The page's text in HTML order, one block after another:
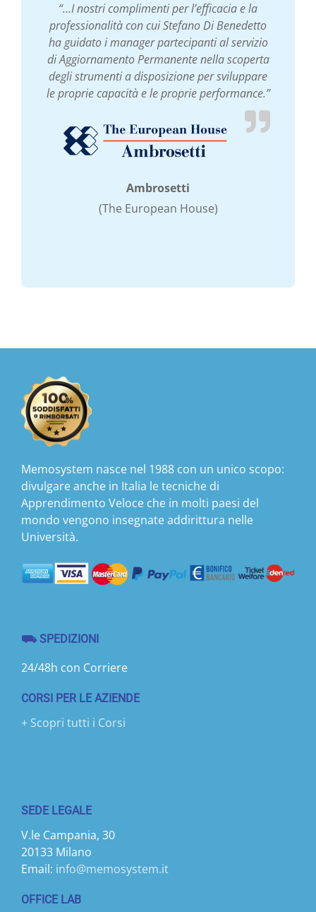
“…I nostri complimenti per l’efficacia e la
professionalità con cui Stefano Di Benedetto
ha guidato i manager partecipanti al servizio
di Aggiornamento Permanente nella scoperta
degli strumenti a disposizione per sviluppare
le proprie capacità e le proprie performance.”
Ambrosetti
(The European House)
Memosystem nasce nel 1988 con un unico scopo:
divulgare anche in Italia le tecniche di
Apprendimento Veloce che in molti paesi del
mondo vengono insegnate addirittura nelle
Università.
⛟ SPEDIZIONI
24/48h con Corriere
CORSI PER LE AZIENDE
+ Scopri tutti i Corsi
SEDE LEGALE
V.le Campania, 30
20133 Milano
Email: info@memosystem.it
OFFICE LAB